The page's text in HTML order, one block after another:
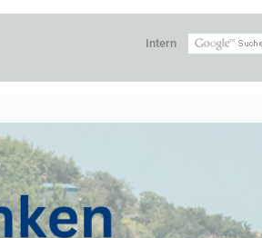
Intern